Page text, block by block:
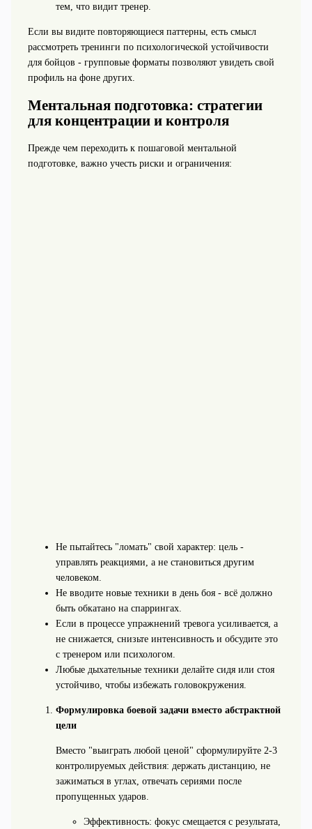
тем, что видит тренер.
Если вы видите повторяющиеся паттерны, есть смысл
рассмотреть тренинги по психологической устойчивости
для бойцов - групповые форматы позволяют увидеть свой
профиль на фоне других.
Ментальная подготовка: стратегии
для концентрации и контроля
Прежде чем переходить к пошаговой ментальной
подготовке, важно учесть риски и ограничения:
Не пытайтесь "ломать" свой характер: цель -
управлять реакциями, а не становиться другим
человеком.
Не вводите новые техники в день боя - всё должно
быть обкатано на спаррингах.
Если в процессе упражнений тревога усиливается, а
не снижается, снизьте интенсивность и обсудите это
с тренером или психологом.
Любые дыхательные техники делайте сидя или стоя
устойчиво, чтобы избежать головокружения.
Формулировка боевой задачи вместо абстрактной
цели
Вместо "выиграть любой ценой" сформулируйте 2-3
контролируемых действия: держать дистанцию, не
зажиматься в углах, отвечать сериями после
пропущенных ударов.
Эффективность: фокус смещается с результата,